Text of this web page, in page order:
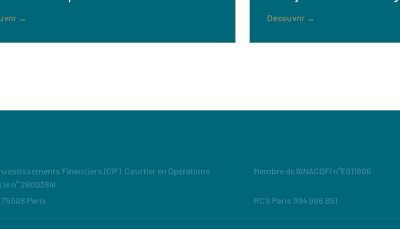
→ Découvrir→
Financiers (CIF), Courtier en Opérations
n° 26003841
Membre de l'ANACOFI n°E011806
Paris RCS Paris 994 966 851